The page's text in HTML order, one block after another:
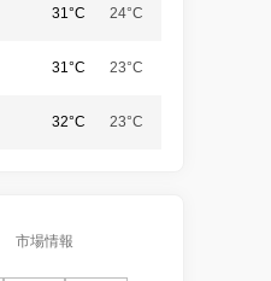
31°C 24°C
31°C 23°C
32°C 23°C
市場情報